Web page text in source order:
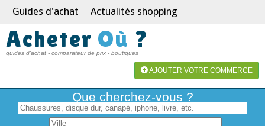
Guides d'achat Actualités shopping
Acheter Où ?
guides d'achat - comparateur de prix - boutiques
AJOUTER VOTRE COMMERCE
Que cherchez-vous ?